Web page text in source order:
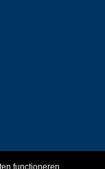
functioneren.